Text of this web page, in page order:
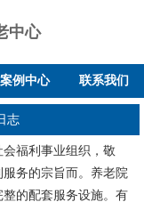
中心
案例中心 联系我们
志
福利事业组织，敬
务的宗旨而。养老院
的配套服务设施。有